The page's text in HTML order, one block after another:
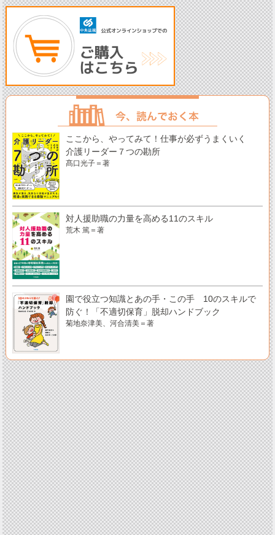
ここから、やってみて！仕事が必ずうまくいく
介護リーダー７つの勘所
髙口光子＝著
対人援助職の力量を高める11のスキル
荒木 篤＝著
園で役立つ知識とあの手・この手 10のスキルで
防ぐ！「不適切保育」脱却ハンドブック
菊地奈津美、河合清美＝著